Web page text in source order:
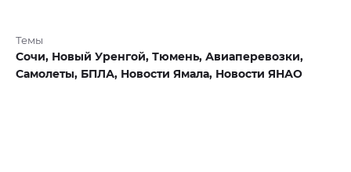
Темы
Сочи, Новый Уренгой, Тюмень, Авиаперевозки,
Самолеты, БПЛА, Новости Ямала, Новости ЯНАО